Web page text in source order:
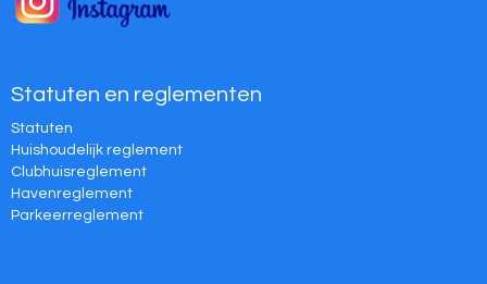
Statuten en reglementen
Statuten
Huishoudelijk reglement
Clubhuisreglement
Havenreglement
Parkeerreglement